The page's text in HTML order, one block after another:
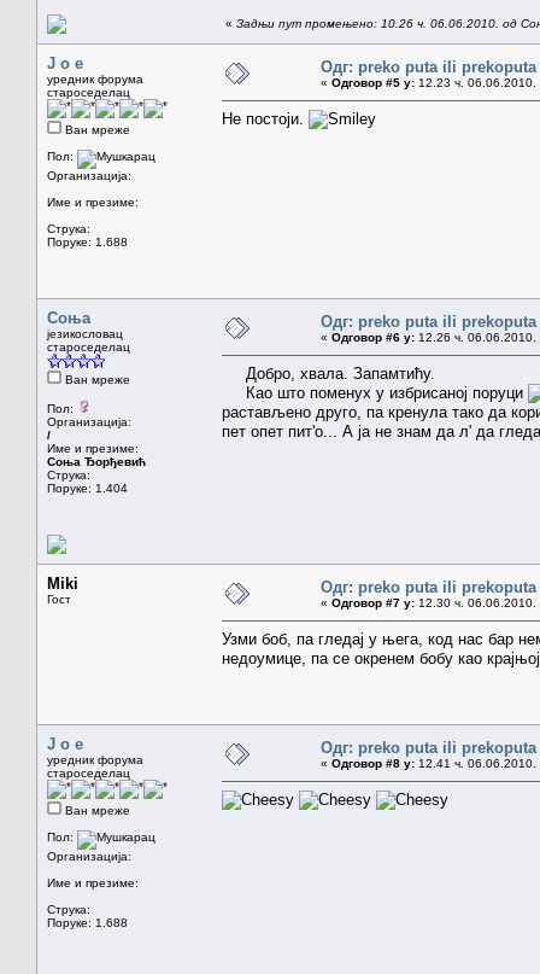
« Задњи пут промењено: 10.26 ч. 06.06.2010. од
J o e
уредник форума
староседелац
Ван мреже
Пол:
Организација:
Име и презиме:
Струка:
Поруке: 1.688
Одг: preko puta ili prekoputa
« Одговор #5 у: 12.23 ч. 06.06.2010.
Не постоји.
Соња
језикословац
староседелац
Ван мреже
Пол:
Организација:
/
Име и презиме:
Соња Ђорђевић
Струка:
Поруке: 1.404
Одг: preko puta ili prekoputa
« Одговор #6 у: 12.26 ч. 06.06.2010.
Добро, хвала. Запамтићу.
Као што поменух у избрисаној поруци
растављено друго, па кренула тако да
пет опет пит'о... А ја не знам да л' да
Miki
Гост
Одг: preko puta ili prekoputa
« Одговор #7 у: 12.30 ч. 06.06.2010.
Узми боб, па гледај у њега, код нас бар
недоумице, па се окренем бобу као
J o e
уредник форума
староседелац
Ван мреже
Пол:
Организација:
Име и презиме:
Струка:
Поруке: 1.688
Одг: preko puta ili prekoputa
« Одговор #8 у: 12.41 ч. 06.06.2010.